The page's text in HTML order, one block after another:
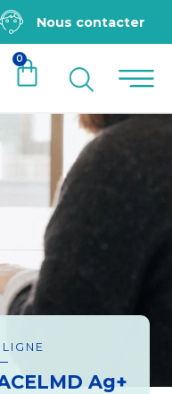
Nous contacter
0
Ag+